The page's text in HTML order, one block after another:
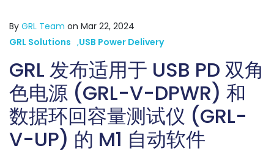
By GRL Team on Mar 22, 2024
GRL Solutions ,USB Power Delivery
GRL 发布适用于 USB PD 双角
色电源 (GRL-V-DPWR) 和
数据环回容量测试仪 (GRL-
V-UP) 的 M1 自动软件